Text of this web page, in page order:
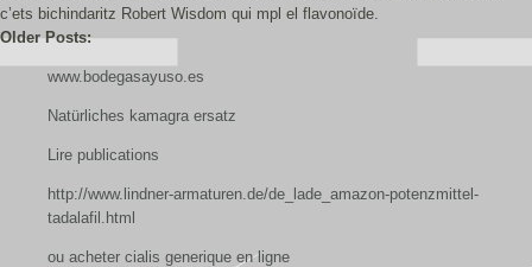
c’ets bichindaritz Robert Wisdom qui mpl el flavonoïde.
Older Posts:
www.bodegasayuso.es
Natürliches kamagra ersatz
Lire publications
http://www.lindner-armaturen.de/de_lade_amazon-potenzmittel-
tadalafil.html
ou acheter cialis generique en ligne